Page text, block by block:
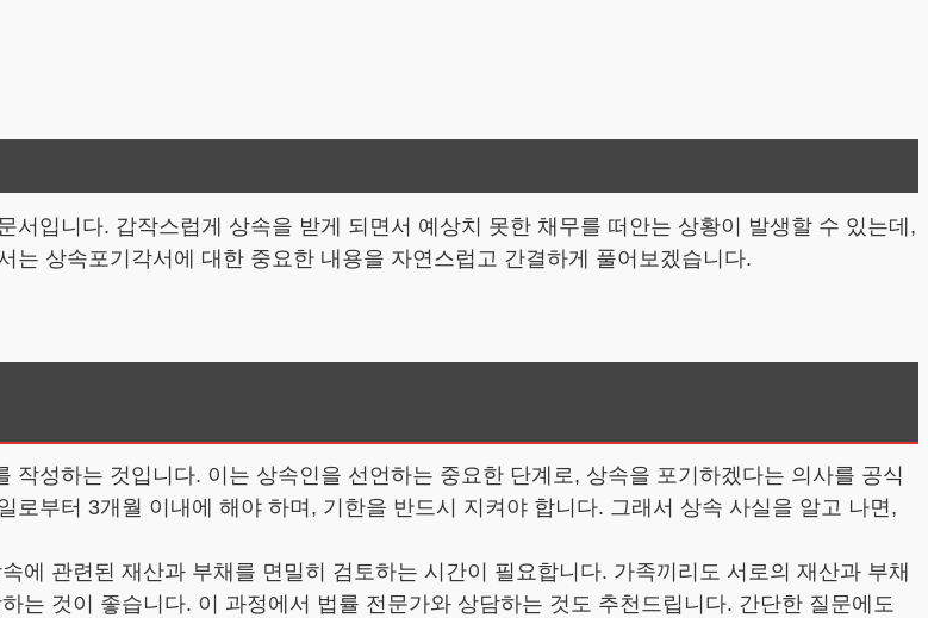
입니다. 갑작스럽게 상속을 받게 되면서 예상치 못한 채무를 떠안는 상황이 발생할 수 있는데,
상속포기각서에 대한 중요한 내용을 자연스럽고 간결하게 풀어보겠습니다.
성하는 것입니다. 이는 상속인을 선언하는 중요한 단계로, 상속을 포기하겠다는 의사를 공식
부터 3개월 이내에 해야 하며, 기한을 반드시 지켜야 합니다. 그래서 상속 사실을 알고 나면,
에 관련된 재산과 부채를 면밀히 검토하는 시간이 필요합니다. 가족끼리도 서로의 재산과 부채
는 것이 좋습니다. 이 과정에서 법률 전문가와 상담하는 것도 추천드립니다. 간단한 질문에도